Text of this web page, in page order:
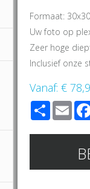
Formaat:
Uw foto op
Zeer hoge
Inclusief onze
Vanaf:€
Share